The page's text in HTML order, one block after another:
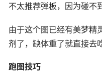
不太推荐弹板，因为碰不
由于这个图已经有美梦精
剂了，缺体重了就直接去
跑图技巧